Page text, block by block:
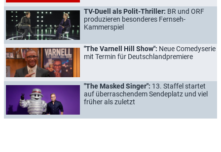
TV-Duell als Polit-Thriller: BR und ORF
produzieren besonderes Fernseh-
Kammerspiel
"The Varnell Hill Show": Neue Comedyserie
mit Termin für Deutschlandpremiere
"The Masked Singer": 13. Staffel startet
auf überraschendem Sendeplatz und viel
früher als zuletzt